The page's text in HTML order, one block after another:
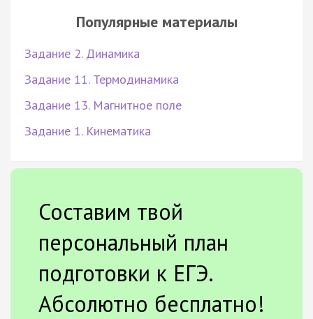
Популярные материалы
Задание 2. Динамика
Задание 11. Термодинамика
Задание 13. Магнитное поле
Задание 1. Кинематика
Составим твой
персональный план
подготовки к ЕГЭ.
Абсолютно бесплатно!